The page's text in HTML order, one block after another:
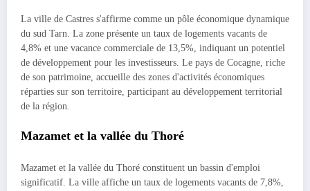
La ville de Castres s'affirme comme un pôle économique dynamique
du sud Tarn. La zone présente un taux de logements vacants de
4,8% et une vacance commerciale de 13,5%, indiquant un potentiel
de développement pour les investisseurs. Le pays de Cocagne, riche
de son patrimoine, accueille des zones d'activités économiques
réparties sur son territoire, participant au développement territorial
de la région.
Mazamet et la vallée du Thoré
Mazamet et la vallée du Thoré constituent un bassin d'emploi
significatif. La ville affiche un taux de logements vacants de 7,8%,